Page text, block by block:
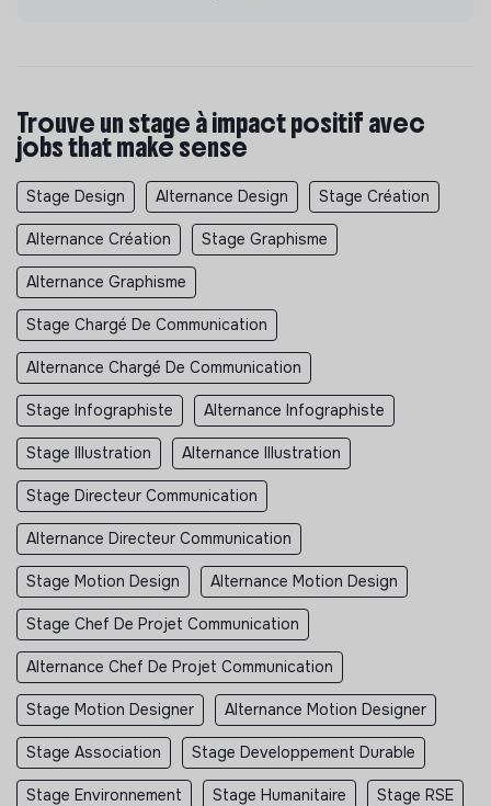
Trouve un stage à impact positif avec
jobs that make sense
Stage Design Alternance Design Stage Création
Alternance Création Stage Graphisme
Alternance Graphisme
Stage Chargé De Communication
Alternance Chargé De Communication
Stage Infographiste Alternance Infographiste
Stage Illustration Alternance Illustration
Stage Directeur Communication
Alternance Directeur Communication
Stage Motion Design Alternance Motion Design
Stage Chef De Projet Communication
Alternance Chef De Projet Communication
Stage Motion Designer Alternance Motion Designer
Stage Association Stage Developpement Durable
Stage Environnement Stage Humanitaire Stage RSE